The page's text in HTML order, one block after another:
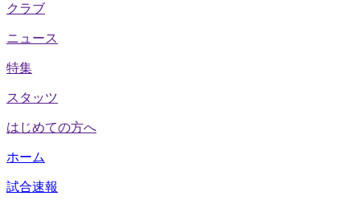
クラブ
ニュース
特集
スタッツ
はじめての方へ
ホーム
試合速報